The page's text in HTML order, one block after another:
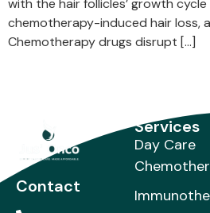
with the hair follicles’ growth
chemotherapy-induced hair loss,
Chemotherapy drugs disrupt […]
Contact
Services
Day Care